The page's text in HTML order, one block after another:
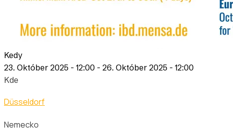
Kedy
23. Október 2025 - 12:00 - 26. Október 2025 - 12:00
Kde
Düsseldorf
Nemecko